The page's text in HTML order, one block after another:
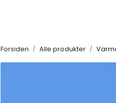
Forsiden Alle produkter